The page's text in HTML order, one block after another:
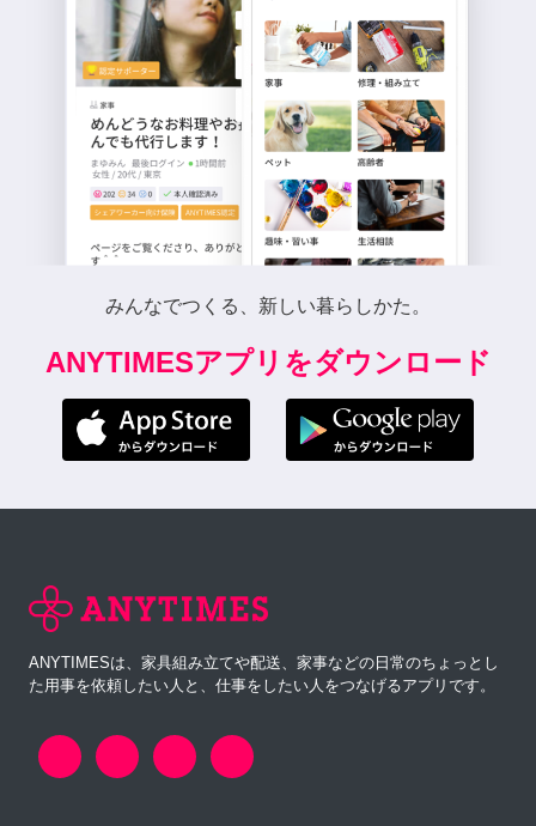
みんなでつくる、新しい暮らしかた。
ANYTIMESアプリをダウンロード
ANYTIMESは、家具組み立てや配送、家事などの日常のちょっとし
た用事を依頼したい人と、仕事をしたい人をつなげるアプリです。